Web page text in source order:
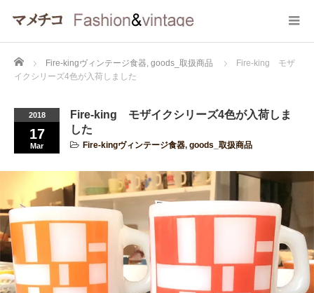
Home Fire-kingヴィンテージ食器, goods_取扱商品
Fire-king モザ
イクシリーズ4色が入荷しました
2018
17
Mar
Fire-king モザイクシリーズ4色が入荷しま
した
Fire-kingヴィンテージ食器, goods_取扱商品